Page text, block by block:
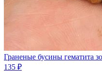
Граненые бусины гематита
135 ₽